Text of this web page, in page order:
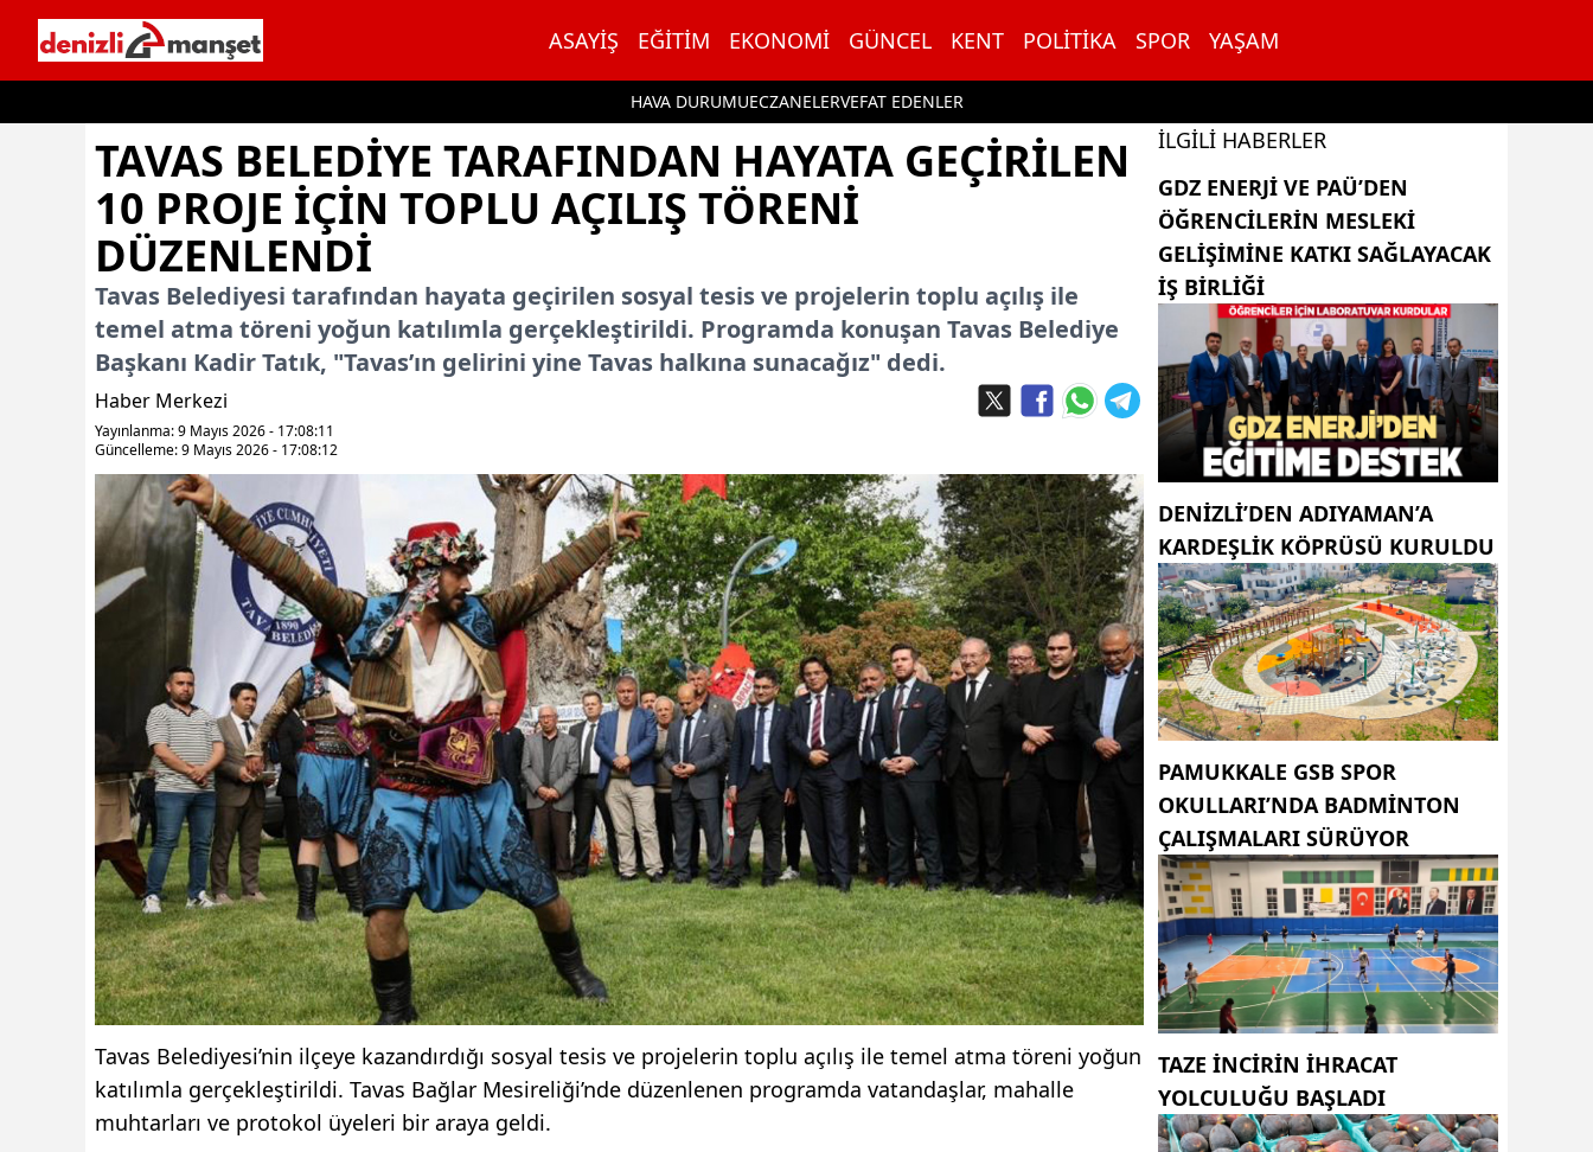
ASAYIŞ EĞITIM EKONOMI GÜNCEL KENT POLITIKA SPOR YAŞAM
HAVA DURUMUECZANELERVEFAT EDENLER
TAVAS BELEDIYE TARAFINDAN HAYATA GEÇIRILEN
10 PROJE IÇIN TOPLU AÇILIŞ TÖRENI
DÜZENLENDI
Tavas Belediyesi tarafından hayata geçirilen sosyal tesis ve projelerin toplu açılış ile
temel atma töreni yoğun katılımla gerçekleştirildi. Programda konuşan Tavas Belediye
Başkanı Kadir Tatık, "Tavas’ın gelirini yine Tavas halkına sunacağız" dedi.
Haber Merkezi
Yayınlanma: 9 Mayıs 2026 - 17:08:11
Güncelleme: 9 Mayıs 2026 - 17:08:12
Tavas Belediyesi’nin ilçeye kazandırdığı sosyal tesis ve projelerin toplu açılış ile temel atma töreni yoğun
katılımla gerçekleştirildi. Tavas Bağlar Mesireliği’nde düzenlenen programda vatandaşlar, mahalle
muhtarları ve protokol üyeleri bir araya geldi.
İLGILI HABERLER
GDZ ENERJI VE PAÜ’DEN
ÖĞRENCILERIN MESLEKI
GELIŞIMINE KATKI SAĞLAYACAK
IŞ BIRLIĞI
DENIZLI’DEN ADIYAMAN’A
KARDEŞLIK KÖPRÜSÜ KURULDU
PAMUKKALE GSB SPOR
OKULLARI’NDA BADMINTON
ÇALIŞMALARI SÜRÜYOR
TAZE INCIRIN IHRACAT
YOLCULUĞU BAŞLADI